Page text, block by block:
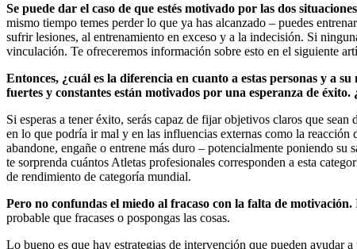
Se puede dar el caso de que estés motivado por las dos situaciones
mismo tiempo temes perder lo que ya has alcanzado – puedes
sufrir lesiones, al entrenamiento en exceso y a la indecisión. Si
vinculación. Te ofreceremos información sobre esto en el siguiente
Entonces, ¿cuál es la diferencia en cuanto a estas personas y a
fuertes y constantes están motivados por una esperanza de éxito.
Si esperas a tener éxito, serás capaz de fijar objetivos claros que
en lo que podría ir mal y en las influencias externas como la
abandone, engañe o entrene más duro – potencialmente poniendo
te sorprenda cuántos Atletas profesionales corresponden a esta
de rendimiento de categoría mundial.
Pero no confundas el miedo al fracaso con la falta de motivación.
probable que fracases o pospongas las cosas.
Lo bueno es que hay estrategias de intervención que pueden ayudar